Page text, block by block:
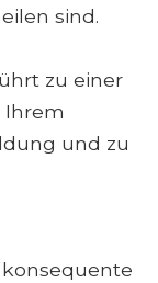
sind.
zu einer
Ihrem
und zu